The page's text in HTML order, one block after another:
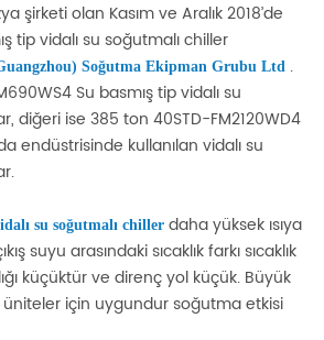
şirketi olan Kasım ve Aralık 2018’de
tip vidalı su soğutmalı chiller
Soğutma Ekipman Grubu Ltd .
Su basmış tip vidalı su
diğeri ise 385 ton 40STD-FM2120WD4
endüstrisinde kullanılan vidalı su
su soğutmalı chiller daha yüksek ısıya
suyu arasındaki sıcaklık farkı sıcaklık
küçüktür ve direnç yol küçük. Büyük
üniteler için uygundur soğutma etkisi